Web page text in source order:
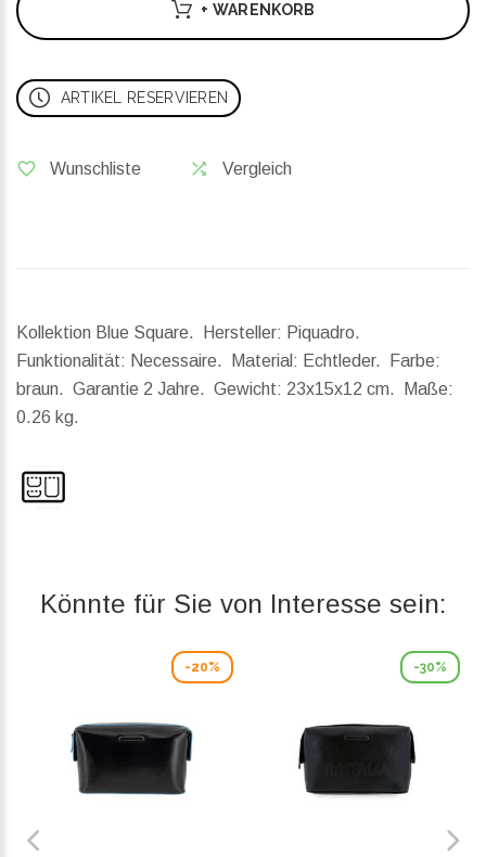
+ WARENKORB
ARTIKEL RESERVIEREN
Wunschliste Vergleich
Kollektion Blue Square. Hersteller: Piquadro.
Funktionalität: Necessaire. Material: Echtleder. Farbe:
braun. Garantie 2 Jahre. Gewicht: 23x15x12 cm.
Maße:
0.26 kg.
Könnte für Sie von Interesse sein:
-20% -30%